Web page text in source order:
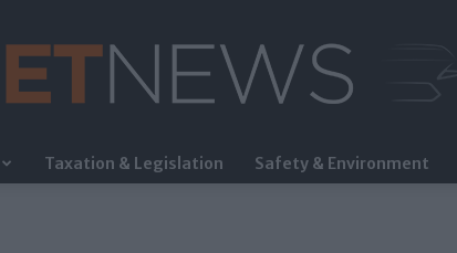
FleetNews
Taxation & Legislation Safety & Environment